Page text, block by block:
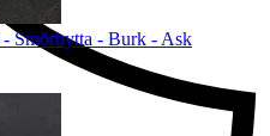
Smörbytta - Burk - Ask